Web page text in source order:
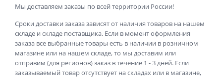
Мы доставляем заказы по всей территории России!
Сроки доставки заказа зависят от наличия товаров на нашем
складе и складе поставщика. Если в момент оформления
заказа все выбранные товары есть в наличии в розничном
магазине или на нашем складе, то мы доставим или
отправим (для регионов) заказ в течение 1 - 3 дней. Если
заказываемый товар отсутствует на складах или в магазине,